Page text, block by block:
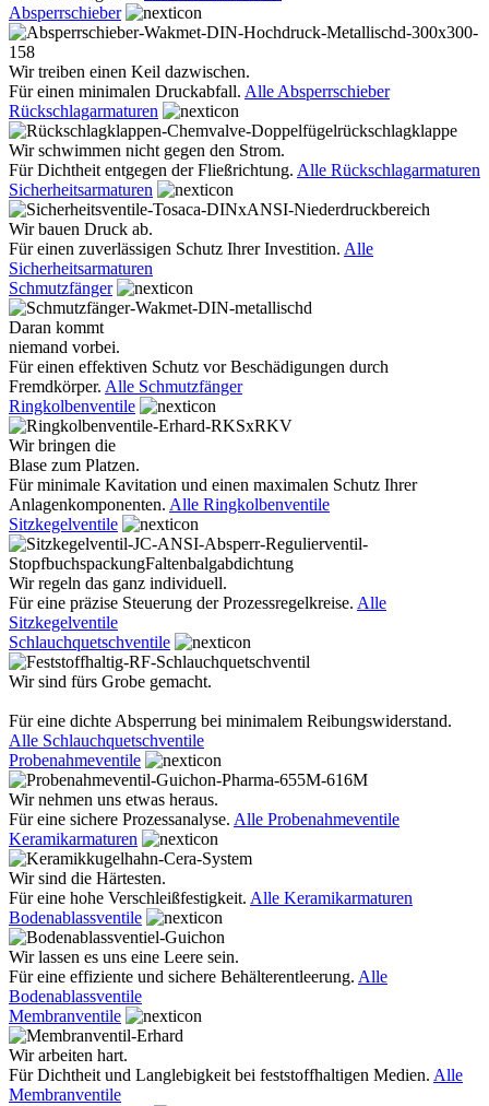
Absperrschieber
Wir treiben einen Keil dazwischen.
Für einen minimalen Druckabfall. Alle Absperrschieber
Rückschlagarmaturen
Wir schwimmen nicht gegen den Strom.
Für Dichtheit entgegen der Fließrichtung. Alle Rückschlagarmaturen
Sicherheitsarmaturen
Wir bauen Druck ab.
Für einen zuverlässigen Schutz Ihrer Investition. Alle
Sicherheitsarmaturen
Schmutzfänger
Daran kommt
niemand vorbei.
Für einen effektiven Schutz vor Beschädigungen durch
Fremdkörper. Alle Schmutzfänger
Ringkolbenventile
Wir bringen die
Blase zum Platzen.
Für minimale Kavitation und einen maximalen Schutz Ihrer
Anlagenkomponenten. Alle Ringkolbenventile
Sitzkegelventile
Wir regeln das ganz individuell.
Für eine präzise Steuerung der Prozessregelkreise. Alle
Sitzkegelventile
Schlauchquetschventile
Wir sind fürs Grobe gemacht.
Für eine dichte Absperrung bei minimalem Reibungswiderstand.
Alle Schlauchquetschventile
Probenahmeventile
Wir nehmen uns etwas heraus.
Für eine sichere Prozessanalyse. Alle Probenahmeventile
Keramikarmaturen
Wir sind die Härtesten.
Für eine hohe Verschleißfestigkeit. Alle Keramikarmaturen
Bodenablassventile
Wir lassen es uns eine Leere sein.
Für eine effiziente und sichere Behälterentleerung. Alle
Bodenablassventile
Membranventile
Wir arbeiten hart.
Für Dichtheit und Langlebigkeit bei feststoffhaltigen Medien. Alle
Membranventile